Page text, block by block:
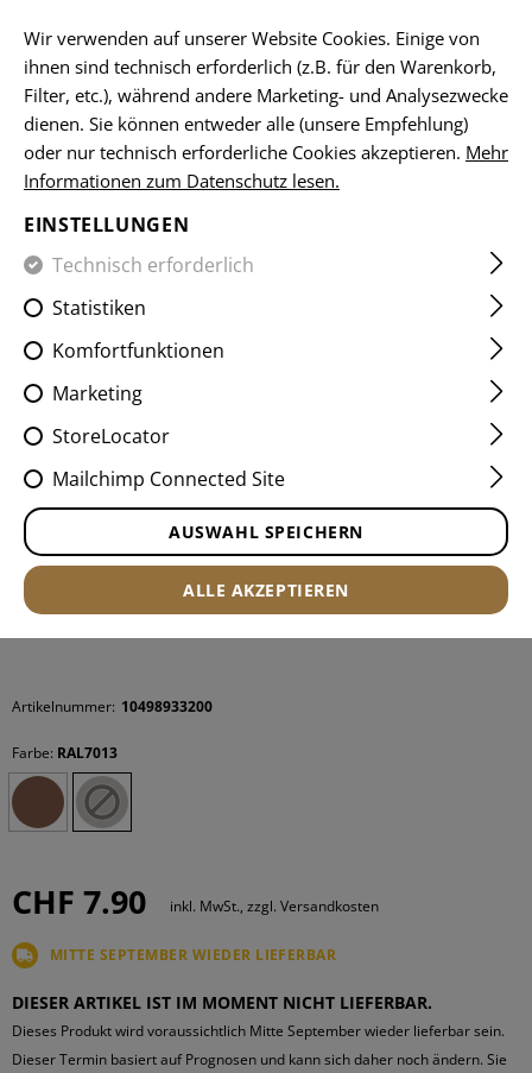
HOME EQUIPMENT ABZEICHEN WOVEN SERVICE-
BUNDESHEER PATCH
Artikelnummer: 10498933200
Farbe: RAL7013
CHF 7.90 inkl. MwSt., zzgl. Versandkosten
MITTE SEPTEMBER WIEDER LIEFERBAR
DIESER ARTIKEL IST IM MOMENT NICHT LIEFERBAR.
Dieses Produkt wird voraussichtlich Mitte September wieder lieferbar sein.
Dieser Termin basiert auf Prognosen und kann sich daher noch ändern. Sie
Wir verwenden auf unserer Website Cookies. Einige von
ihnen sind technisch erforderlich (z.B. für den Warenkorb,
Filter, etc.), während andere Marketing- und Analysezwecke
dienen. Sie können entweder alle (unsere Empfehlung)
oder nur technisch erforderliche Cookies akzeptieren. Mehr
Informationen zum Datenschutz lesen.
EINSTELLUNGEN
Technisch erforderlich
Statistiken
Komfortfunktionen
Marketing
StoreLocator
Mailchimp Connected Site
AUSWAHL SPEICHERN
ALLE AKZEPTIEREN